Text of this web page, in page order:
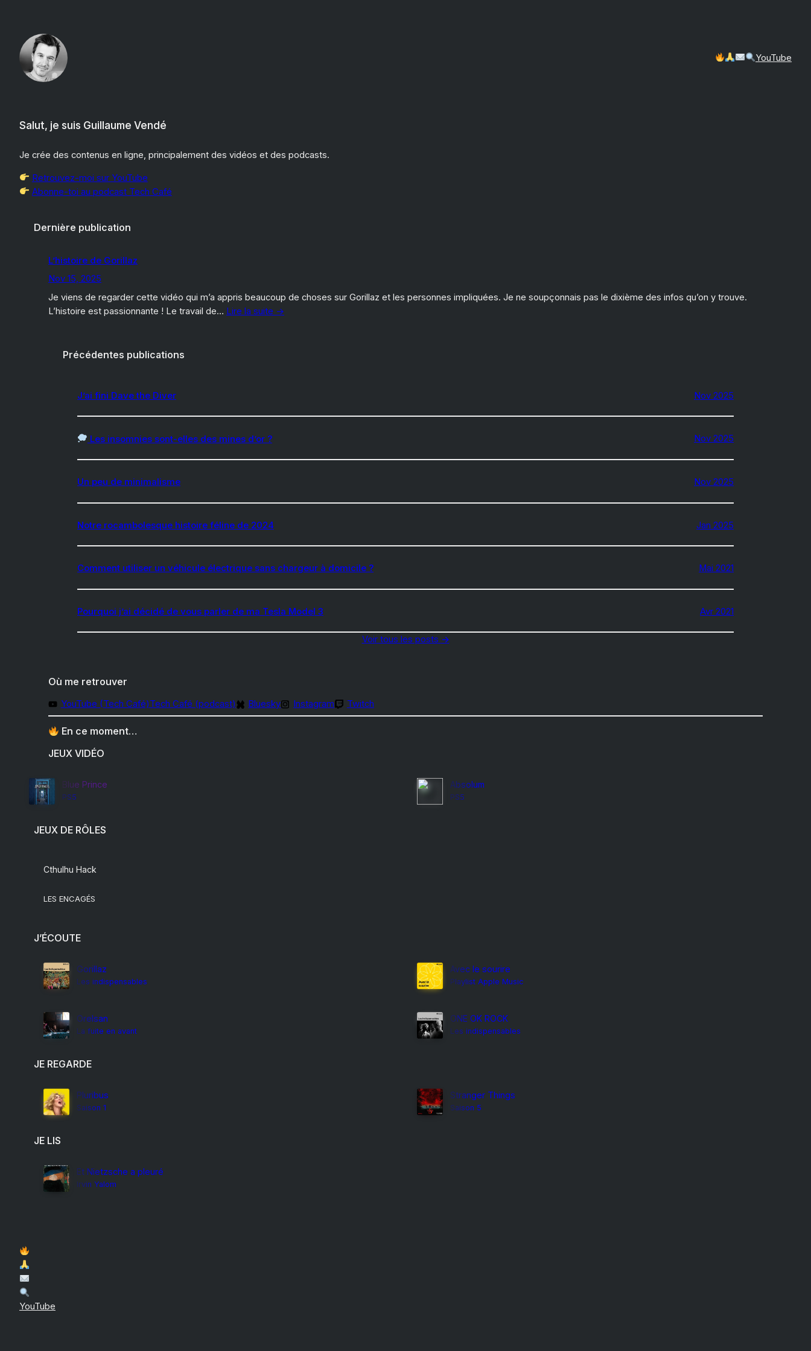
contenu
YouTube
Salut, je suis Guillaume Vendé
Je crée des contenus en ligne, principalement des vidéos et des podcasts.
Retrouvez-moi sur YouTube
Abonne-toi au podcast Tech Café
Dernière publication
L’histoire de Gorillaz
Nov 15, 2025
Je viens de regarder cette vidéo qui m’a appris beaucoup de choses sur Gorillaz et les personnes impliquées. Je ne soupçonnais pas le dixième des infos qu’on y trouve.
L’histoire est passionnante ! Le travail de… Lire la suite →
Précédentes publications
J’ai fini Dave the Diver Nov 2025
Les insomnies sont-elles des mines d’or ? Nov 2025
Un peu de minimalisme Nov 2025
Notre rocambolesque histoire féline de 2024 Jan 2025
Comment utiliser un véhicule électrique sans chargeur à domicile ? Mai 2021
Pourquoi j’ai décidé de vous parler de ma Tesla Model 3 Avr 2021
Voir tous les posts →
Où me retrouver
YouTube (Tech Café)Tech Café (podcast) Bluesky Instagram Twitch
En ce moment…
JEUX VIDÉO
Blue Prince
PS5
Absolum
PS5
JEUX DE RÔLES
Cthulhu Hack
LES ENCAGÉS
J’ÉCOUTE
Gorillaz
Les indispensables
Avec le sourire
Playlist Apple Music
Orelsan
La fuite en avant
ONE OK ROCK
Les indispensables
JE REGARDE
Pluribus
Saison 1
Stranger Things
Saison 5
JE LIS
Et Nietzsche a pleuré
Irvin Yalom
YouTube